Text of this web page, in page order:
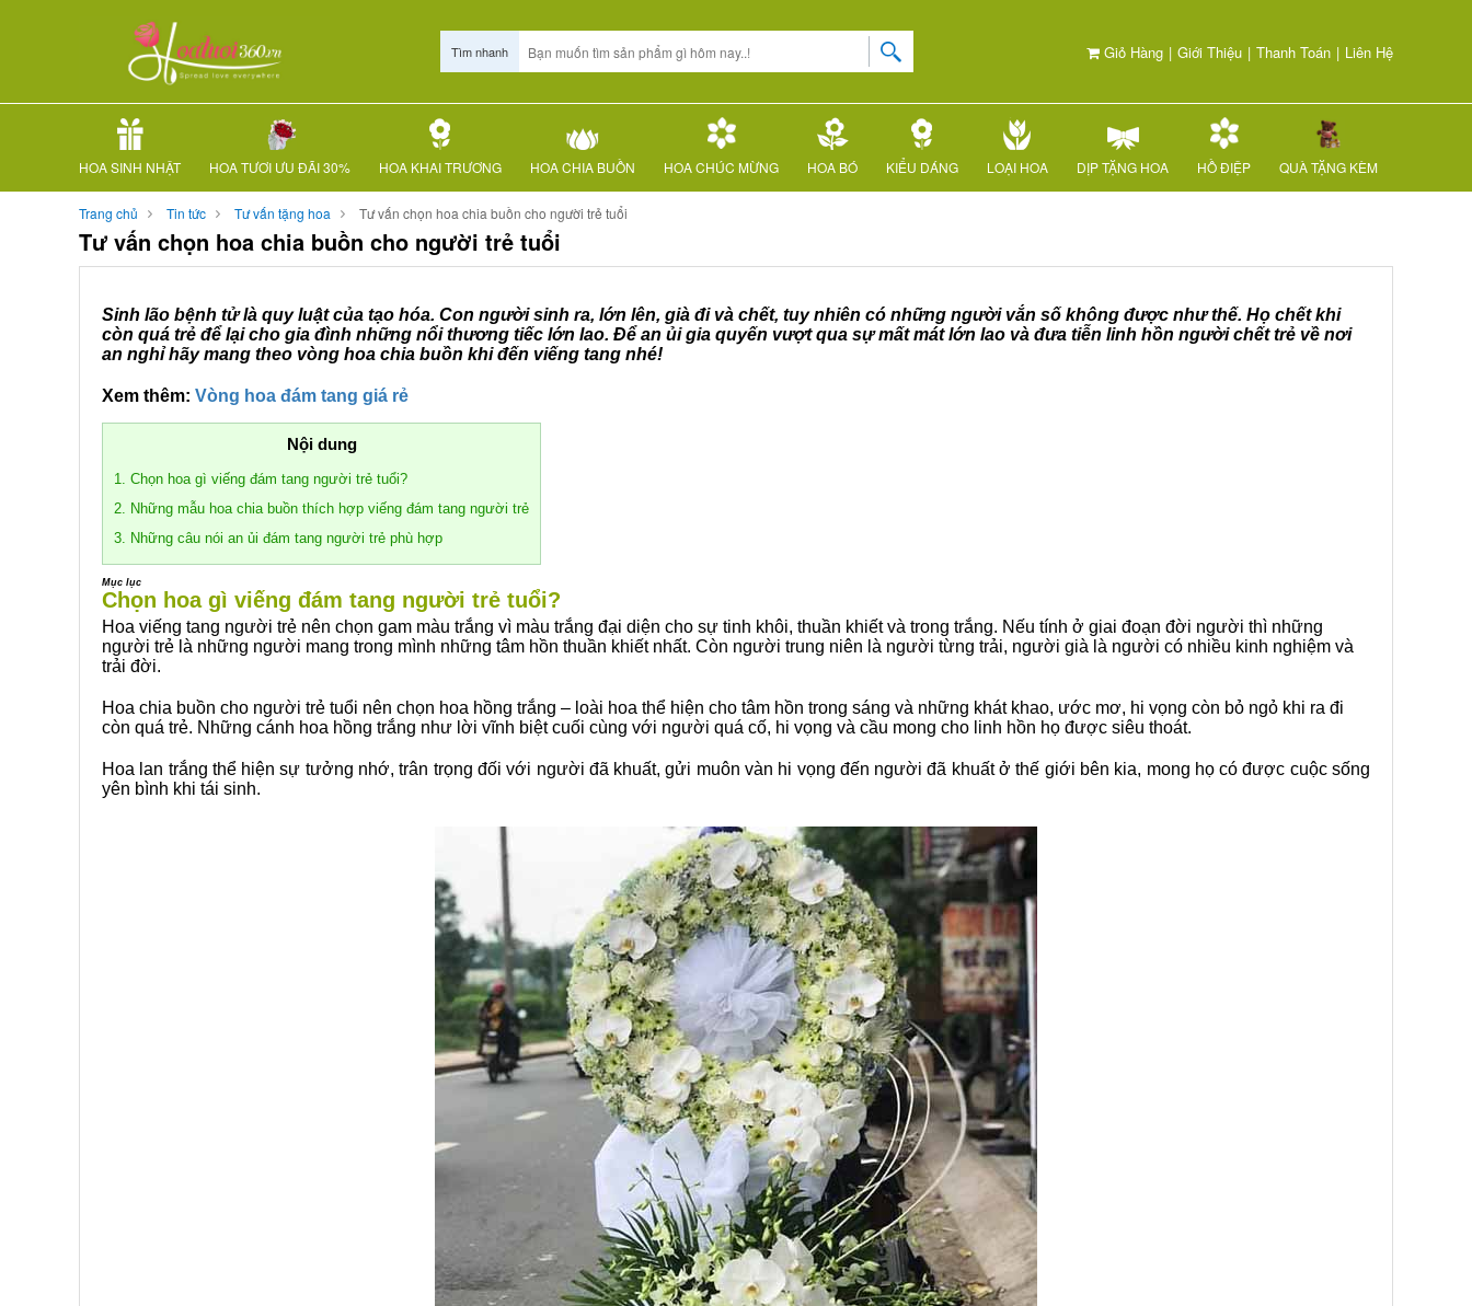
Giỏ Hàng | Giới Thiệu | Thanh Toán | Liên Hệ
Tìm nhanh
HOA SINH NHẬT HOA TƯƠI ƯU ĐÃI 30% HOA KHAI TRƯƠNG HOA CHIA BUỒN HOA CHÚC MỪNG HOA BÓ KIỂU DÁNG LOẠI HOA DỊP TẶNG HOA HỒ ĐIỆP QUÀ TẶNG KÈM
Trang chủ Tin tức Tư vấn tặng hoa Tư vấn chọn hoa chia buồn cho người trẻ tuổi
Tư vấn chọn hoa chia buồn cho người trẻ tuổi
Sinh lão bệnh tử là quy luật của tạo hóa. Con người sinh ra, lớn lên, già đi và chết, tuy nhiên có những người vắn số không được như thế. Họ chết khi
còn quá trẻ để lại cho gia đình những nổi thương tiếc lớn lao. Để an ủi gia quyến vượt qua sự mất mát lớn lao và đưa tiễn linh hồn người chết trẻ về nơi
an nghỉ hãy mang theo vòng hoa chia buồn khi đến viếng tang nhé!
Xem thêm: Vòng hoa đám tang giá rẻ
Nội dung
1. Chọn hoa gì viếng đám tang người trẻ tuổi?
2. Những mẫu hoa chia buồn thích hợp viếng đám tang người trẻ
3. Những câu nói an ủi đám tang người trẻ phù hợp
Mục lục
Chọn hoa gì viếng đám tang người trẻ tuổi?
Hoa viếng tang người trẻ nên chọn gam màu trắng vì màu trắng đại diện cho sự tinh khôi, thuần khiết và trong trắng. Nếu tính ở giai đoạn đời người thì những
người trẻ là những người mang trong mình những tâm hồn thuần khiết nhất. Còn người trung niên là người từng trải, người già là người có nhiều kinh nghiệm và
trải đời.
Hoa chia buồn cho người trẻ tuổi nên chọn hoa hồng trắng – loài hoa thể hiện cho tâm hồn trong sáng và những khát khao, ước mơ, hi vọng còn bỏ ngỏ khi ra đi
còn quá trẻ. Những cánh hoa hồng trắng như lời vĩnh biệt cuối cùng với người quá cố, hi vọng và cầu mong cho linh hồn họ được siêu thoát.
Hoa lan trắng thể hiện sự tưởng nhớ, trân trọng đối với người đã khuất, gửi muôn vàn hi vọng đến người đã khuất ở thế giới bên kia, mong họ có được cuộc sống
yên bình khi tái sinh.